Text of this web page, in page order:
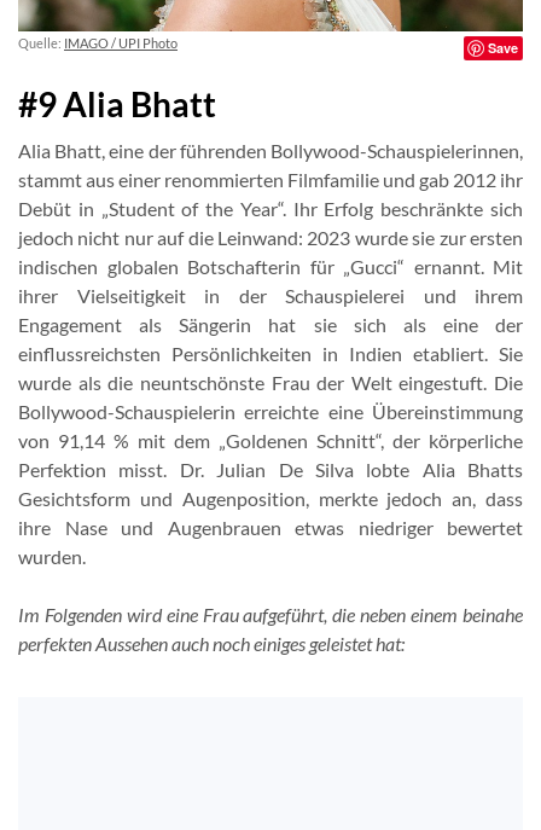
Quelle: IMAGO / UPI Photo Save
#9 Alia Bhatt
Alia Bhatt, eine der führenden Bollywood-Schauspielerinnen,
stammt aus einer renommierten Filmfamilie und gab 2012 ihr
Debüt in „Student of the Year“. Ihr Erfolg beschränkte sich
jedoch nicht nur auf die Leinwand: 2023 wurde sie zur ersten
indischen globalen Botschafterin für „Gucci“ ernannt. Mit
ihrer Vielseitigkeit in der Schauspielerei und ihrem
Engagement als Sängerin hat sie sich als eine der
einflussreichsten Persönlichkeiten in Indien etabliert. Sie
wurde als die neuntschönste Frau der Welt eingestuft. Die
Bollywood-Schauspielerin erreichte eine Übereinstimmung
von 91,14 % mit dem „Goldenen Schnitt“, der körperliche
Perfektion misst. Dr. Julian De Silva lobte Alia Bhatts
Gesichtsform und Augenposition, merkte jedoch an, dass
ihre Nase und Augenbrauen etwas niedriger bewertet
wurden.
Im Folgenden wird eine Frau aufgeführt, die neben einem beinahe
perfekten Aussehen auch noch einiges geleistet hat: